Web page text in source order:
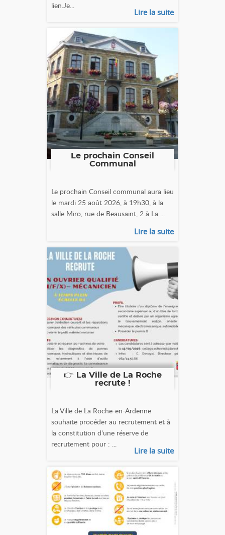
lien.Je...
Lire la suite
Le prochain Conseil
Communal
Le prochain Conseil communal aura lieu
le mardi 25 août 2026, à 19h30, à la
salle Miro, rue de Beausaint, 2 à La ...
Lire la suite
👉 La Ville de La Roche
recrute !
La Ville de La Roche-en-Ardenne
souhaite procéder au recrutement et à
la constitution d'une réserve de
recrutement pour : ...
Lire la suite